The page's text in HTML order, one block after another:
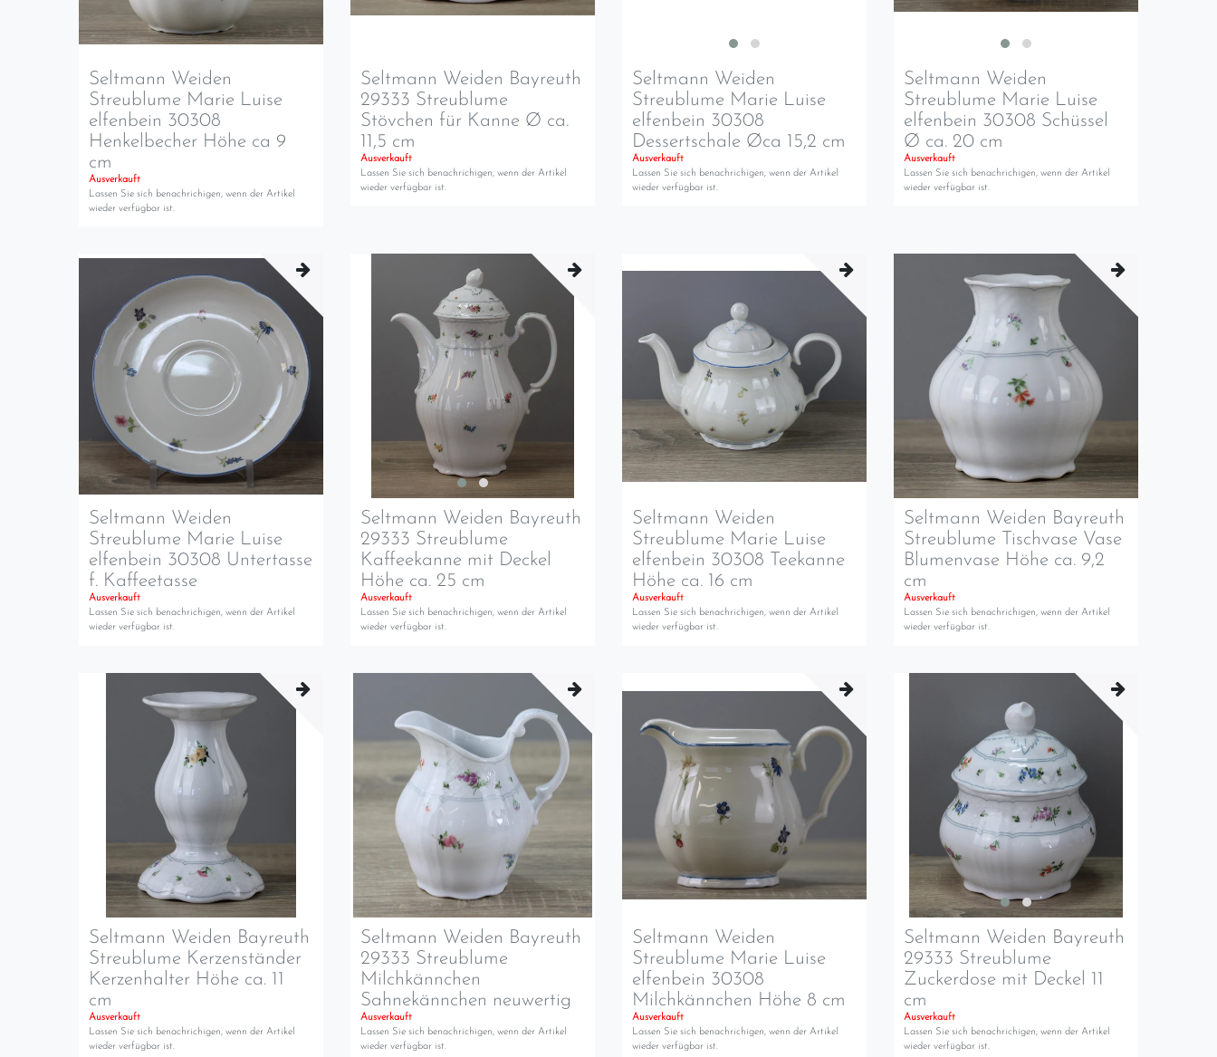
Seltmann Weiden
Streublume Marie Luise
elfenbein 30308
Henkelbecher Höhe ca 9
cm
Ausverkauft
Lassen Sie sich benachrichigen, wenn der Artikel
wieder verfügbar ist.
Seltmann Weiden Bayreuth
29333 Streublume
Stövchen für Kanne Ø ca.
11,5 cm
Ausverkauft
Lassen Sie sich benachrichigen, wenn der Artikel
wieder verfügbar ist.
Seltmann Weiden
Streublume Marie Luise
elfenbein 30308
Dessertschale Øca 15,2 cm
Ausverkauft
Lassen Sie sich benachrichigen, wenn der Artikel
wieder verfügbar ist.
Seltmann Weiden
Streublume Marie Luise
elfenbein 30308 Schüssel
Ø ca. 20 cm
Ausverkauft
Lassen Sie sich benachrichigen, wenn der Artikel
wieder verfügbar ist.
Seltmann Weiden
Streublume Marie Luise
elfenbein 30308 Untertasse
f. Kaffeetasse
Ausverkauft
Lassen Sie sich benachrichigen, wenn der Artikel
wieder verfügbar ist.
Seltmann Weiden Bayreuth
29333 Streublume
Kaffeekanne mit Deckel
Höhe ca. 25 cm
Ausverkauft
Lassen Sie sich benachrichigen, wenn der Artikel
wieder verfügbar ist.
Seltmann Weiden
Streublume Marie Luise
elfenbein 30308 Teekanne
Höhe ca. 16 cm
Ausverkauft
Lassen Sie sich benachrichigen, wenn der Artikel
wieder verfügbar ist.
Seltmann Weiden Bayreuth
Streublume Tischvase Vase
Blumenvase Höhe ca. 9,2
cm
Ausverkauft
Lassen Sie sich benachrichigen, wenn der Artikel
wieder verfügbar ist.
Seltmann Weiden Bayreuth
Streublume Kerzenständer
Kerzenhalter Höhe ca. 11
cm
Ausverkauft
Lassen Sie sich benachrichigen, wenn der Artikel
wieder verfügbar ist.
Seltmann Weiden Bayreuth
29333 Streublume
Milchkännchen
Sahnekännchen neuwertig
Ausverkauft
Lassen Sie sich benachrichigen, wenn der Artikel
wieder verfügbar ist.
Seltmann Weiden
Streublume Marie Luise
elfenbein 30308
Milchkännchen Höhe 8 cm
Ausverkauft
Lassen Sie sich benachrichigen, wenn der Artikel
wieder verfügbar ist.
Seltmann Weiden Bayreuth
29333 Streublume
Zuckerdose mit Deckel 11
cm
Ausverkauft
Lassen Sie sich benachrichigen, wenn der Artikel
wieder verfügbar ist.